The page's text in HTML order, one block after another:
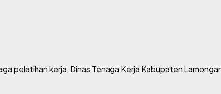
pelatihan kerja, Dinas Tenaga Kerja Kabupaten